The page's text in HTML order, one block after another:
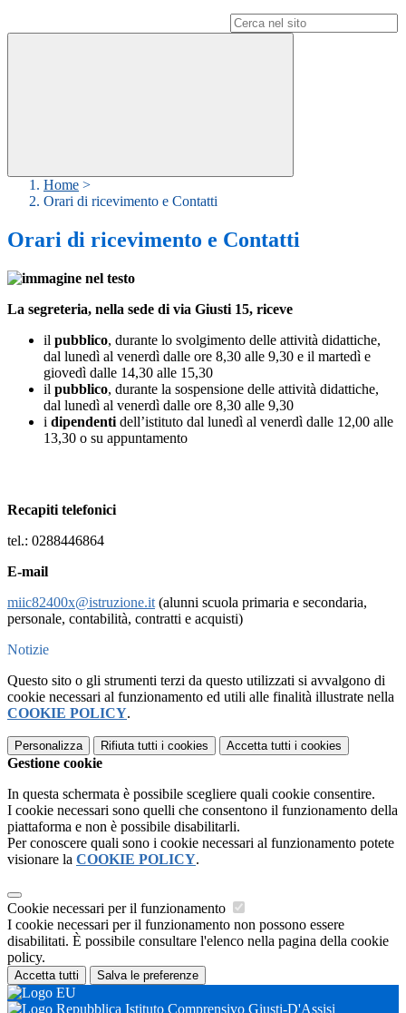
Home >
Orari di ricevimento e Contatti
Orari di ricevimento e Contatti
La segreteria, nella sede di via Giusti 15, riceve
il pubblico, durante lo svolgimento delle attività didattiche,
dal lunedì al venerdì dalle ore 8,30 alle 9,30 e il martedì e
giovedì dalle 14,30 alle 15,30
il pubblico, durante la sospensione delle attività didattiche,
dal lunedì al venerdì dalle ore 8,30 alle 9,30
i dipendenti dell’istituto dal lunedì al venerdì dalle 12,00 alle
13,30 o su appuntamento
Recapiti telefonici
tel.: 0288446864
E-mail
miic82400x@istruzione.it (alunni scuola primaria e secondaria,
personale, contabilità, contratti e acquisti)
Notizie
Questo sito o gli strumenti terzi da questo utilizzati si avvalgono di
cookie necessari al funzionamento ed utili alle finalità illustrate nella
COOKIE POLICY.
Personalizza Rifiuta tutti i cookies Accetta tutti i cookies
Gestione cookie
In questa schermata è possibile scegliere quali cookie consentire.
I cookie necessari sono quelli che consentono il funzionamento della
piattaforma e non è possibile disabilitarli.
Per conoscere quali sono i cookie necessari al funzionamento potete
visionare la COOKIE POLICY.
Cookie necessari per il funzionamento
I cookie necessari per il funzionamento non possono essere
disabilitati. È possibile consultare l'elenco nella pagina della cookie
policy.
Accetta tutti Salva le preferenze
Istituto Comprensivo Giusti-D'Assisi